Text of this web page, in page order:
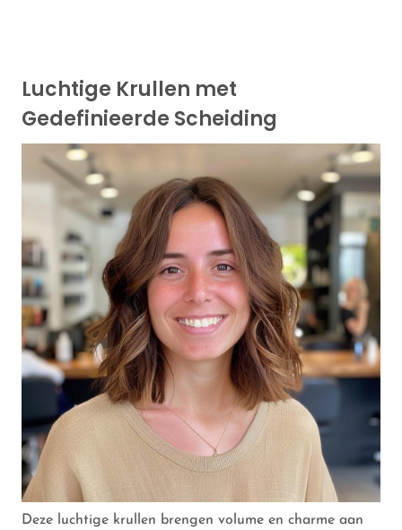
Luchtige Krullen met
Gedefinieerde Scheiding
Deze luchtige krullen brengen volume en charme aan